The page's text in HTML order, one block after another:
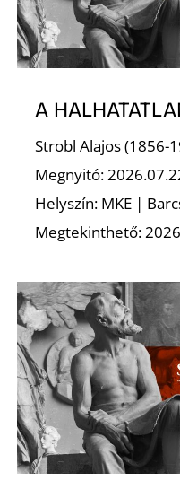
A
Strobl Alajos (1856-
Megnyitó:
Helyszín: MKE |
Megtekinthető: